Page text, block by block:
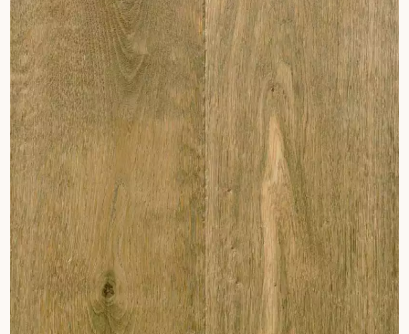
Nos experts sont à votre disposition pour vous guider pas à
pas dans le choix et la pose de votre parquet.
Un expert Décoplus Parquets vous appelle
Demandez un rendez-vous personnalisé